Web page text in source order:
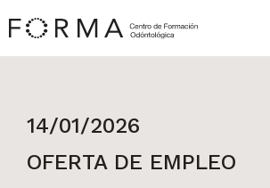
14/01/2026
OFERTA DE EMPLEO